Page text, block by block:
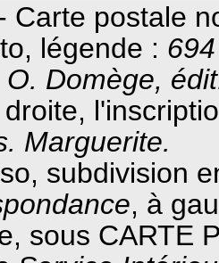
Carte postale
légende :
O. Domège,
droite,
Marguerite.
subdivision
, à
sous CARTE